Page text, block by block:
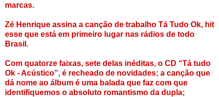
marcas.
Zé Henrique assina a canção de trabalho Tá Tudo Ok, hit
esse que está em primeiro lugar nas rádios de todo
Brasil.
Com quatorze faixas, sete delas inéditas, o CD “Tá tudo
Ok - Acústico”, é recheado de novidades; a canção que
dá nome ao álbum é uma balada que faz com que
identifiquemos o absoluto romantismo da dupla;